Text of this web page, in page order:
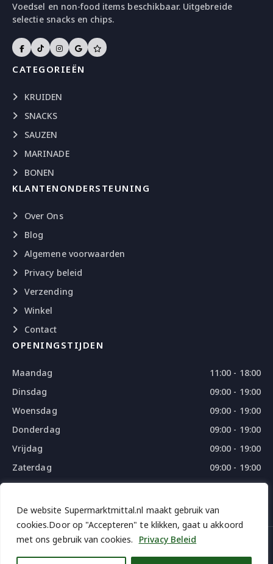
De website Supermarktmittal.nl maakt gebruik van
cookies.Door op "Accepteren" te klikken, gaat u akkoord
met ons gebruik van cookies.
Privacy Beleid
Voedsel en non-food items beschikbaar. Uitgebreide
selectie snacks en chips.
CATEGORIEËN
KRUIDEN
SNACKS
SAUZEN
MARINADE
BONEN
KLANTENONDERSTEUNING
Over Ons
Blog
Algemene voorwaarden
Privacy beleid
Verzending
Winkel
Contact
OPENINGSTIJDEN
Maandag
11:00 - 18:00
Dinsdag
09:00 - 19:00
Woensdag
09:00 - 19:00
Donderdag
09:00 - 19:00
Vrijdag
09:00 - 19:00
Zaterdag
09:00 - 19:00
Zondag
09:00 - 18:00
© 2026 SUPERMARKTMITTAL - ALL RIGHTS RESERVED
BYTHE WEBDESIGN